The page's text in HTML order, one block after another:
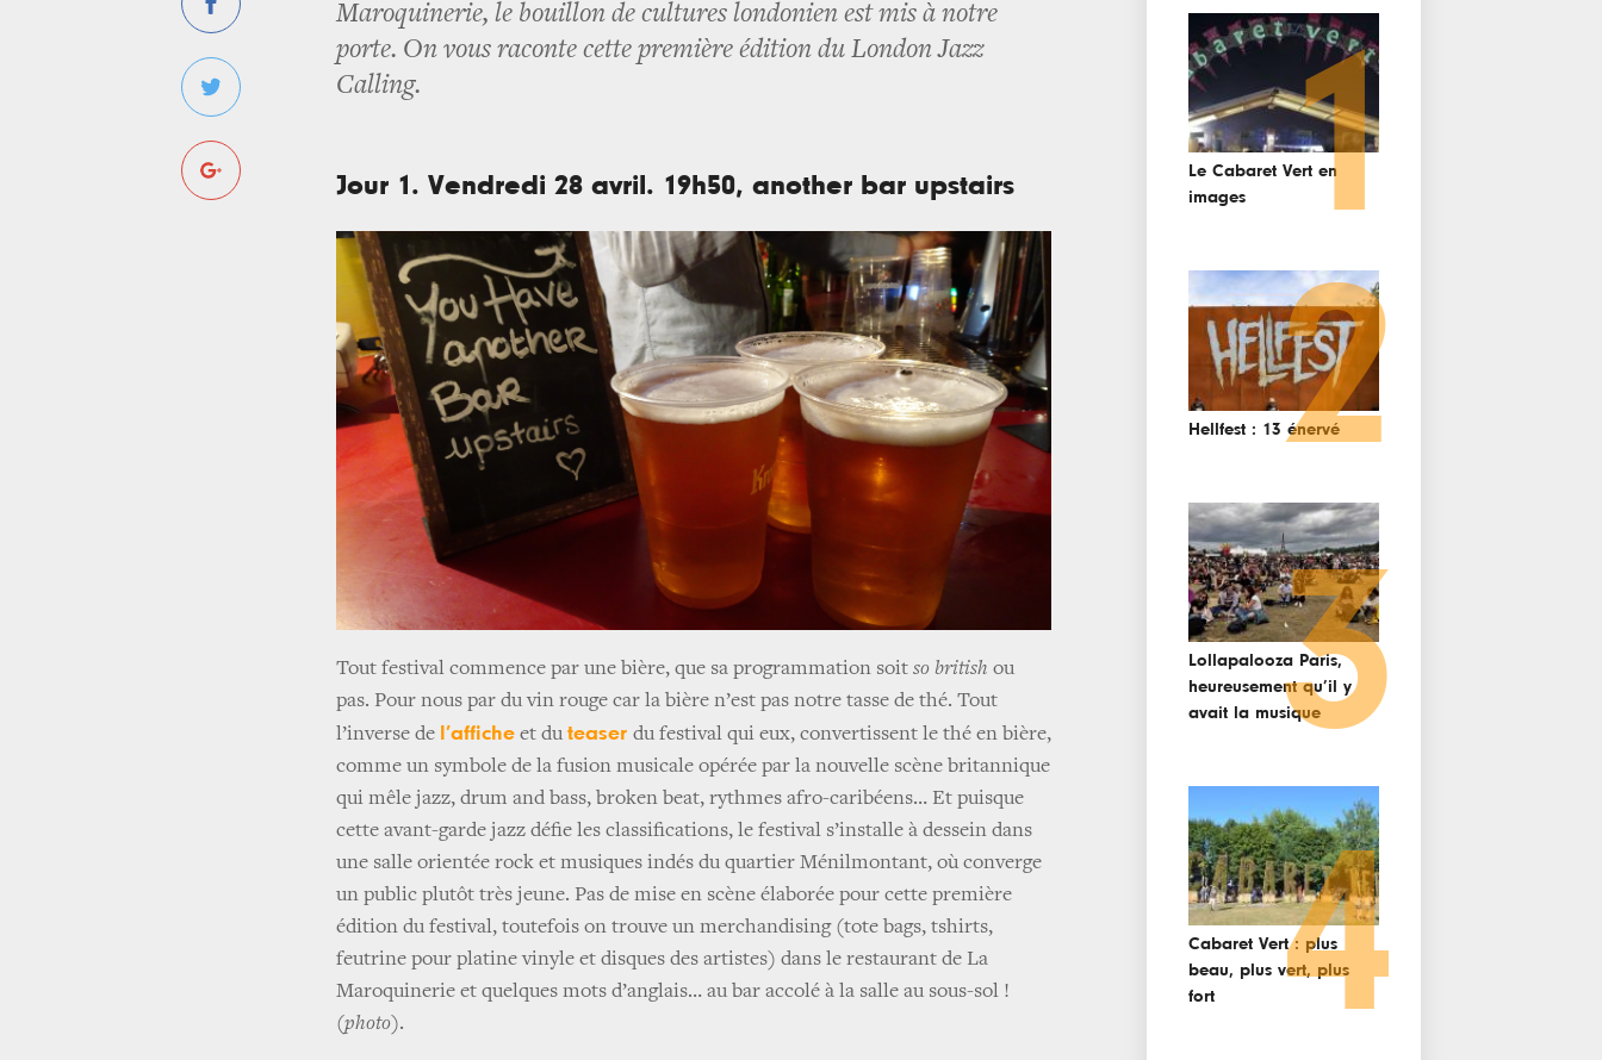
Maroquinerie, le bouillon de cultures londonien est mis à notre
porte. On vous raconte cette première édition du London Jazz
Calling.
Jour 1. Vendredi 28 avril. 19h50, another bar upstairs
Tout festival commence par une bière, que sa programmation soit so british ou
pas. Pour nous par du vin rouge car la bière n’est pas notre tasse de thé. Tout
l’inverse de l’affiche et du teaser du festival qui eux, convertissent le thé en bière,
comme un symbole de la fusion musicale opérée par la nouvelle scène britannique
qui mêle jazz, drum and bass, broken beat, rythmes afro-caribéens… Et puisque
cette avant-garde jazz défie les classifications, le festival s’installe à dessein dans
une salle orientée rock et musiques indés du quartier Ménilmontant, où converge
un public plutôt très jeune. Pas de mise en scène élaborée pour cette première
édition du festival, toutefois on trouve un merchandising (tote bags, tshirts,
feutrine pour platine vinyle et disques des artistes) dans le restaurant de La
Maroquinerie et quelques mots d’anglais… au bar accolé à la salle au sous-sol !
(photo).
Le Cabaret Vert en
images
1
Hellfest : 13 énervé
2
Lollapalooza Paris,
heureusement qu’il y
avait la musique3
Cabaret Vert : plus
beau, plus vert, plus
fort
4